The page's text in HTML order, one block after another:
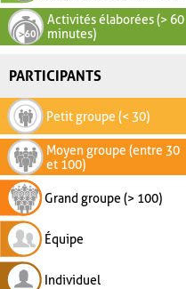
Activités élaborées (> 60
minutes)
PARTICIPANTS
Petit groupe (< 30)
Moyen groupe (entre 30
et 100)
Grand groupe (> 100)
Équipe
Individuel